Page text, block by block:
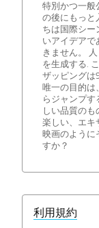
特別かつ一般
の後にもっと
ちは国際シー
いアイデアで
きません。
を生成する.
ザッピングは
唯一の目的は
らジャンプす
しい品質のも
楽しい、エキ
映画のように
すか？
利用規約